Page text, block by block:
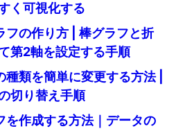
く可視化する
フの作り方 | 棒グラフと折
第2軸を設定する手順
種類を簡単に変更する方法 |
切り替え手順
を作成する方法｜データの